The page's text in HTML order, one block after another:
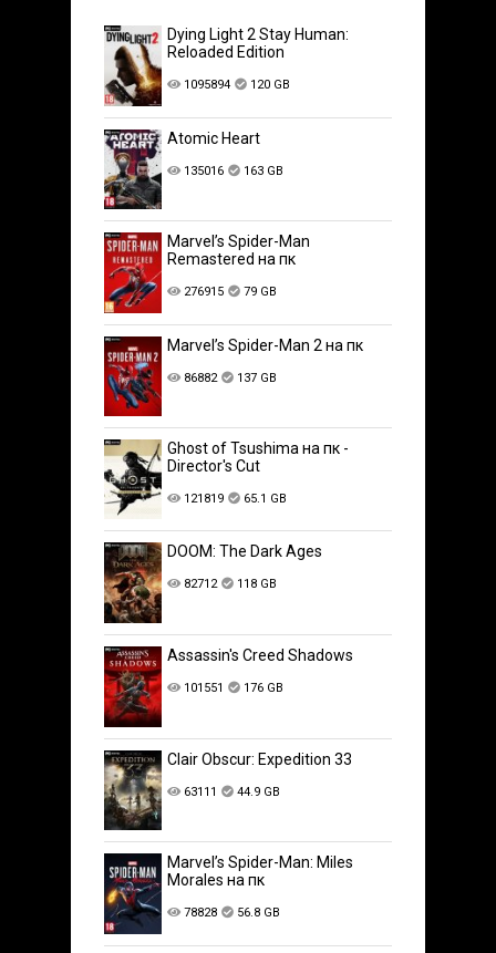
Dying Light 2 Stay Human:
Reloaded Edition
1095894 120 GB
Atomic Heart
135016 163 GB
Marvel’s Spider-Man
Remastered на пк
276915 79 GB
Marvel’s Spider-Man 2 на пк
86882 137 GB
Ghost of Tsushima на пк -
Director's Cut
121819 65.1 GB
DOOM: The Dark Ages
82712 118 GB
Assassin's Creed Shadows
101551 176 GB
Clair Obscur: Expedition 33
63111 44.9 GB
Marvel’s Spider-Man: Miles
Morales на пк
78828 56.8 GB